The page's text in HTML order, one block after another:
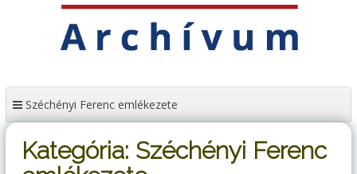
Széchényi Ferenc emlékezete
Kategória: Széchényi Ferenc